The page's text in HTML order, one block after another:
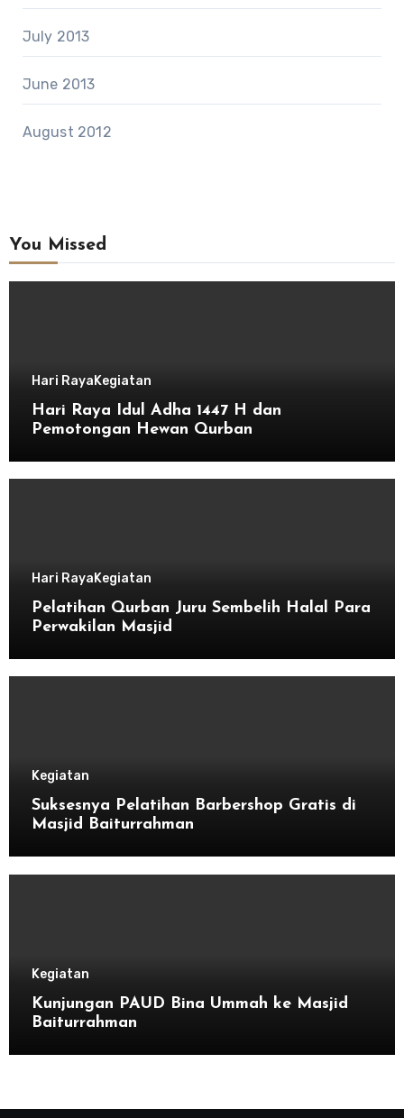
July 2013
June 2013
August 2012
You Missed
Hari RayaKegiatan
Hari Raya Idul Adha 1447 H dan
Pemotongan Hewan Qurban
Hari RayaKegiatan
Pelatihan Qurban Juru Sembelih Halal Para
Perwakilan Masjid
Kegiatan
Suksesnya Pelatihan Barbershop Gratis di
Masjid Baiturrahman
Kegiatan
Kunjungan PAUD Bina Ummah ke Masjid
Baiturrahman